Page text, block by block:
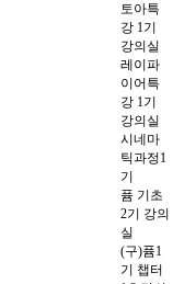
토아특
강 1기
강의실
레이파
이어특
강 1기
강의실
시네마
틱과정1
기
퓸 기초
2기 강의
실
(구)퓸1
기 챕터